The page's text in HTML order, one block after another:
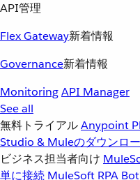
API管理
Flex Gateway新着情報
Governance新着情報
MonitoringAPI Manager
See all
無料トライアルAnypoint
Studio & Muleのダウンロ
ビジネス担当者向け
単に接続 MuleSoft RPA